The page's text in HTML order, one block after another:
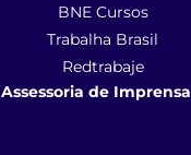
BNE Cursos
Trabalha Brasil
Redtrabaje
Assessoria de Imprensa